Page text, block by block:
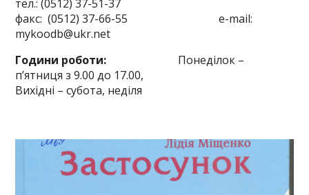
тел.: (0512) 37-51-37
факс: (0512) 37-66-55 e-mail:
mykoodb@ukr.net
Години роботи: Понеділок –
п’ятниця з 9.00 до 17.00,
Вихідні – субота, неділя